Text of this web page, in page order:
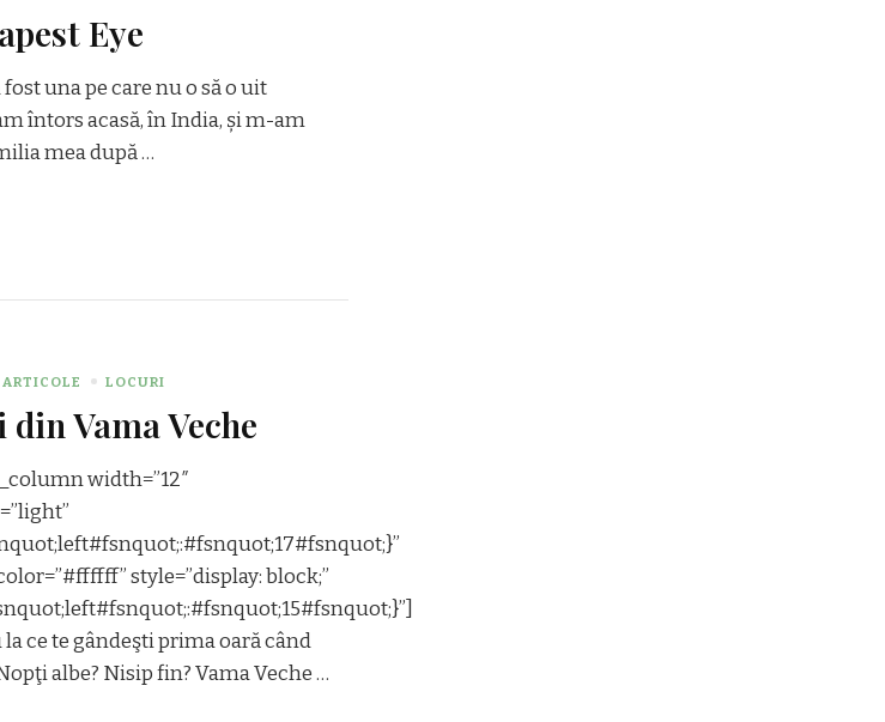
Eye
fost una pe care nu o să o uit
întors acasă, în India, și m-am
mea după …
ARTICOLE LOCURI
Vama Veche
width=”12″
style=”display: block;”
ce te gândeşti prima oară când
Nopţi albe? Nisip fin? Vama Veche …